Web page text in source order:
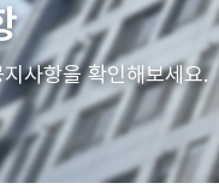
사항을 확인해보세요.